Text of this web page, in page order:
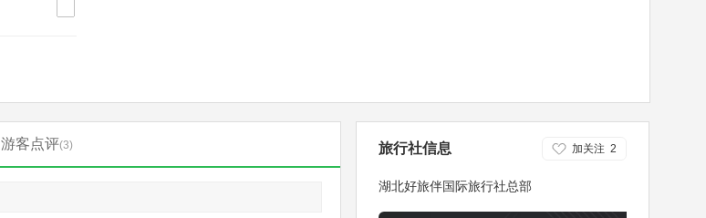
游客点评(3) 旅行社信息 加关注 2
湖北好旅伴国际旅行社总部